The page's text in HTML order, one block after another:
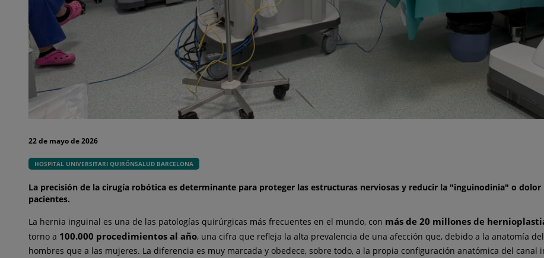
22 de mayo de 2026
HOSPITAL UNIVERSITARI QUIRÓNSALUD BARCELONA
La precisión de la cirugía robótica es determinante para proteger las estructuras nerviosas y reducir la "inguinodinia" o
pacientes.
La hernia inguinal es una de las patologías quirúrgicas más frecuentes en el mundo, con más de 20 millones de
torno a 100.000 procedimientos al año, una cifra que refleja la alta prevalencia de una afección que, debido a la anatomía
hombres que a las mujeres. La diferencia es muy marcada y obedece, sobre todo, a la propia configuración anatómica del